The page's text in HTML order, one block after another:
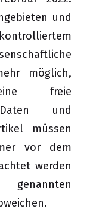
und
möglich,
freie
und
müssen
vor dem
werden